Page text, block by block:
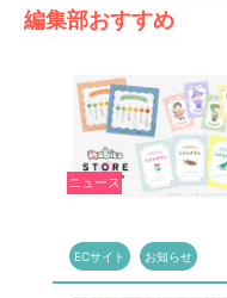
編集部おすすめ
ニュース
ECサイト お知らせ